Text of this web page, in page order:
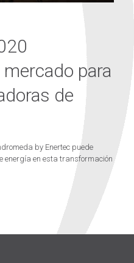
para
de
by Enertec puede
en esta transformación